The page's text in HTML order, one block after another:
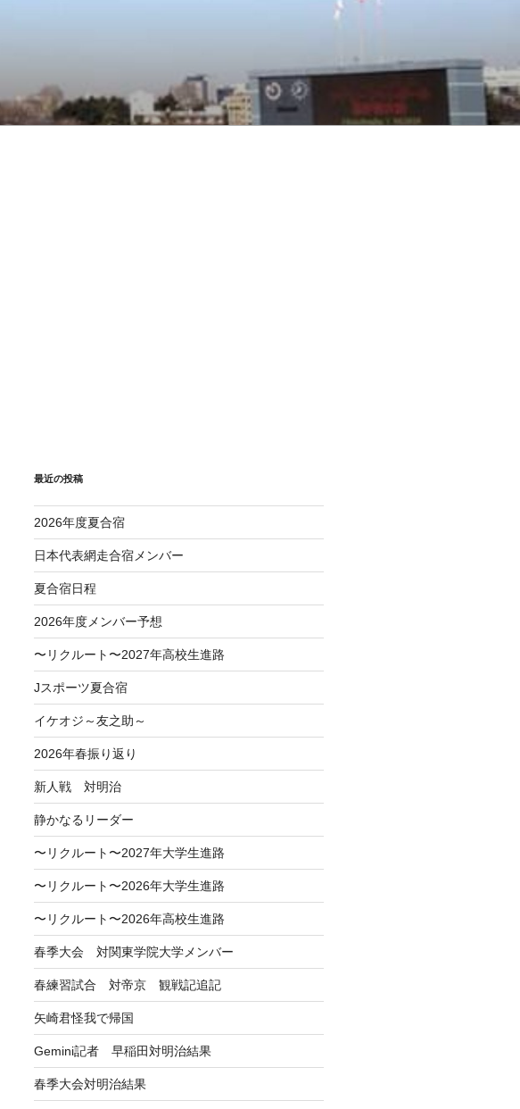
最近の投稿
2026年度夏合宿
日本代表網走合宿メンバー
夏合宿日程
2026年度メンバー予想
〜リクルート〜2027年高校生進路
Jスポーツ夏合宿
イケオジ～友之助～
2026年春振り返り
新人戦 対明治
静かなるリーダー
〜リクルート〜2027年大学生進路
〜リクルート〜2026年大学生進路
〜リクルート〜2026年高校生進路
春季大会 対関東学院大学メンバー
春練習試合 対帝京 観戦記追記
矢崎君怪我で帰国
Gemini記者 早稲田対明治結果
春季大会対明治結果